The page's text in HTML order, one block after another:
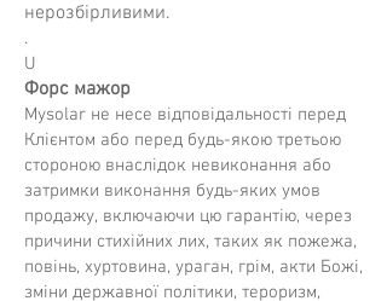
нерозбірливими.
.
U
Форс мажор
Mysolar не несе відповідальності перед
Клієнтом або перед будь-якою третьою
стороною внаслідок невиконання або
затримки виконання будь-яких умов
продажу, включаючи цю гарантію, через
причини стихійних лих, таких як пожежа,
повінь, хуртовина, ураган, грім, акти Божі,
зміни державної політики, тероризм,